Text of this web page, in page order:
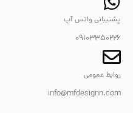
پشتیبانی واتس آپ
09103350226
روابط عمومی
info@mfdesignn.com